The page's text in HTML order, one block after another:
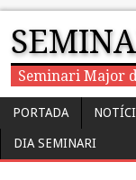
Seminari Major
PORTADA
DIA SEMINARI